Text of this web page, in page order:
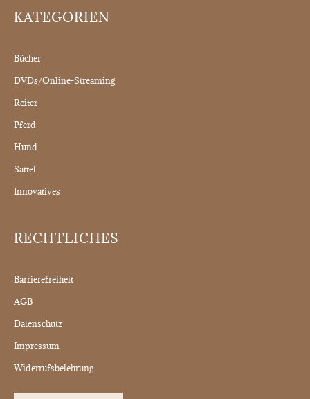
KATEGORIEN
Bücher
DVDs/Online-Streaming
Reiter
Pferd
Hund
Sattel
Innovatives
RECHTLICHES
Barrierefreiheit
AGB
Datenschutz
Impressum
Widerrufsbelehrung